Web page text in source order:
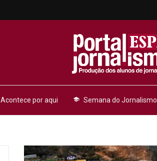
Acontece por aqui school Semana do Jornalismo